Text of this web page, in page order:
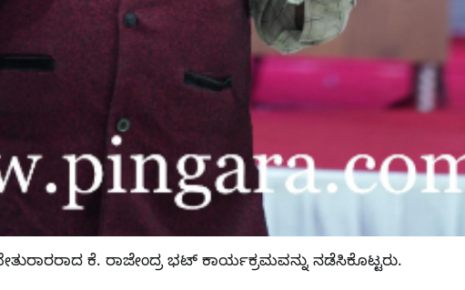
ಕೆ. ರಾಜೇಂದ್ರ ಭಟ್ ಕಾರ್ಯಕ್ರಮವನ್ನು ನಡೆಸಿಕೊಟ್ಟರು.